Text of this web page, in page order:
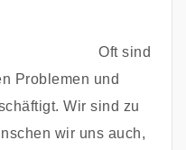
Oft sind
Problemen und
Wir sind zu
wir uns auch,